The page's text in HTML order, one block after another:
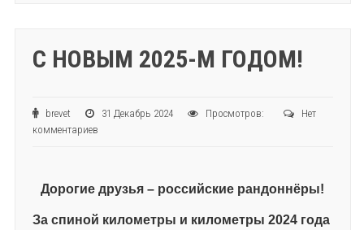
С НОВЫМ 2025-М ГОДОМ!
brevet 31 Декабрь 2024 Просмотров:
Нет
комментариев
Дорогие друзья – российские рандоннёры!
За спиной километры и километры 2024 года